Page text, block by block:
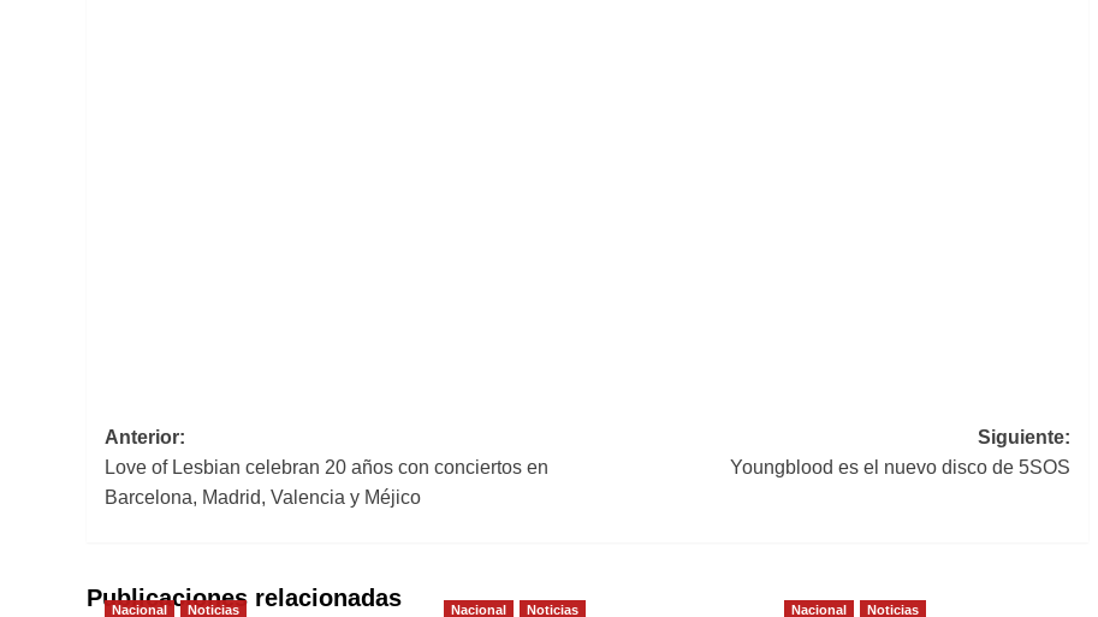
Navegación
de
entradas
Anterior:
Love of Lesbian celebran 20 años con conciertos en
Barcelona, Madrid, Valencia y Méjico
Siguiente:
Youngblood es el nuevo disco de 5SOS
Publicaciones relacionadas
Nacional Noticias Nacional Noticias Nacional Noticias